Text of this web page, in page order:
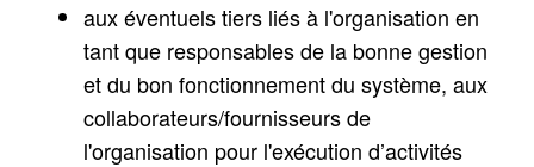
aux éventuels tiers liés à l'organisation en
tant que responsables de la bonne gestion
et du bon fonctionnement du système, aux
collaborateurs/fournisseurs de
l'organisation pour l'exécution d’activités